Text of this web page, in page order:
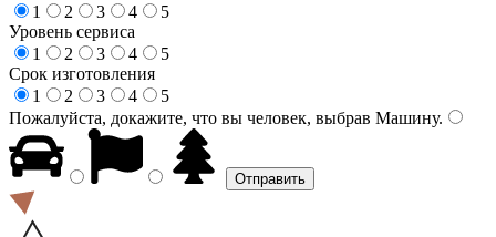
1
2 3 4
5
Уровень сервиса
1
2 3 4
5
Срок изготовления
1
2 3 4
5
Пожалуйста, докажите, что вы человек, выбрав Машину.